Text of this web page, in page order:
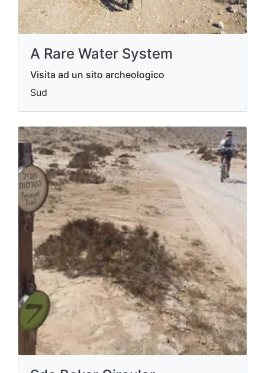
A Rare Water System
Visita ad un sito archeologico
Sud